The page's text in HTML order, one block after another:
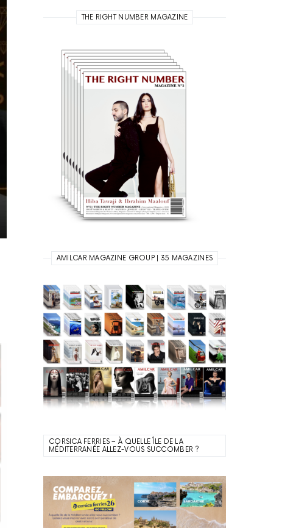
THE RIGHT NUMBER MAGAZINE
AMILCAR MAGAZINE GROUP | 35 MAGAZINES
CORSICA FERRIES – À QUELLE ÎLE DE LA
MÉDITERRANÉE ALLEZ-VOUS SUCCOMBER ?